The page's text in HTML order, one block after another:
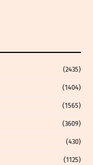
(2435)
(1404)
(1565)
(3609)
(430)
(1125)